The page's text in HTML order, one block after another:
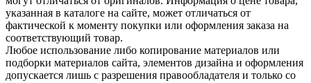
указанная в каталоге на сайте, может отличаться от
фактической к моменту покупки или оформления заказа на
соответствующий товар.
Любое использование либо копирование материалов или
подборки материалов сайта, элементов дизайна и оформления
допускается лишь с разрешения правообладателя и только со